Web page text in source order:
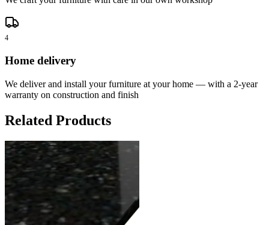
4
Home delivery
We deliver and install your furniture at your home — with a 2-year
warranty on construction and finish
Related Products